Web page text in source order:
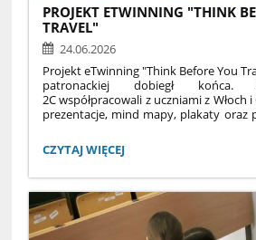
PROJEKT ETWINNING "THINK
TRAVEL"
24.06.2026
Projekt eTwinning "Think Before You
patronackiej dobiegł końca.
2C współpracowali z uczniami z Włoch
prezentacje, mind mapy, plakaty oraz
pod tym
https://read.bookcreator.com/
PROJEKT
"THINK
BEFORE
YOU
TRAVEL":
CZYTAJ WIĘCEJ